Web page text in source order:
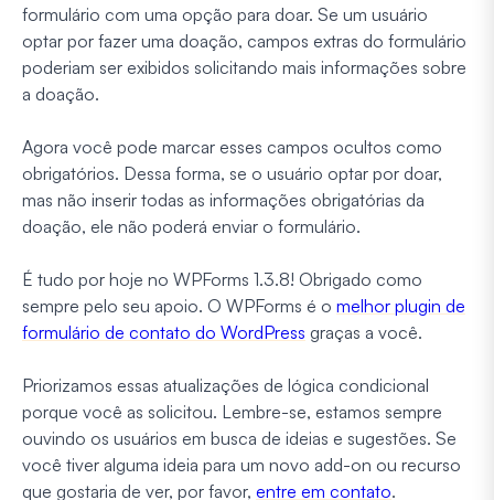
formulário com uma opção para doar. Se um usuário
optar por fazer uma doação, campos extras do formulário
poderiam ser exibidos solicitando mais informações sobre
a doação.
Agora você pode marcar esses campos ocultos como
obrigatórios. Dessa forma, se o usuário optar por doar,
mas não inserir todas as informações obrigatórias da
doação, ele não poderá enviar o formulário.
É tudo por hoje no WPForms 1.3.8! Obrigado como
sempre pelo seu apoio. O WPForms é o melhor plugin de
formulário de contato do WordPress graças a você.
Priorizamos essas atualizações de lógica condicional
porque você as solicitou. Lembre-se, estamos sempre
ouvindo os usuários em busca de ideias e sugestões. Se
você tiver alguma ideia para um novo add-on ou recurso
que gostaria de ver, por favor, entre em contato.